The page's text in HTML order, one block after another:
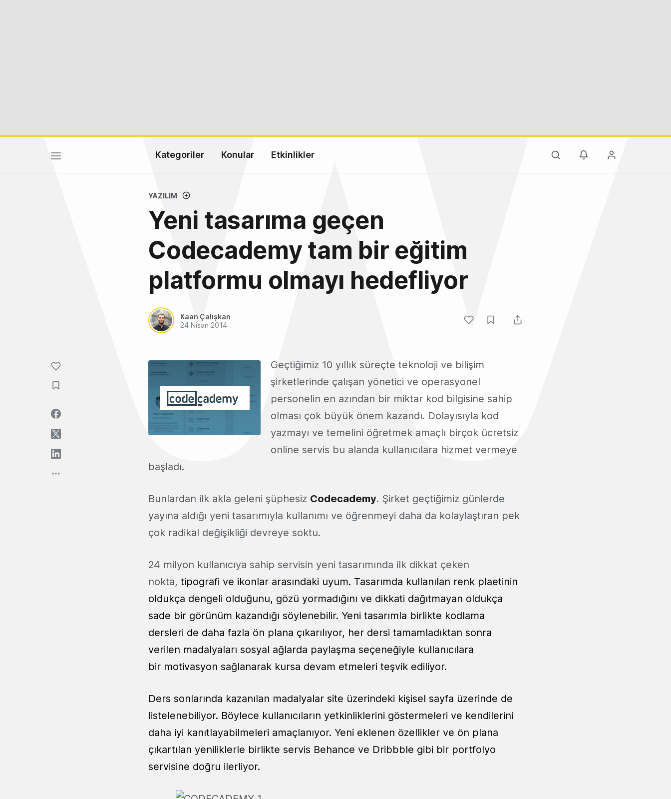
Kategoriler Konular Etkinlikler
YAZILIM
Yeni tasarıma geçen
Codecademy tam bir eğitim
platformu olmayı hedefliyor
Kaan Çalışkan
24 Nisan 2014
Geçtiğimiz 10 yıllık süreçte teknoloji ve bilişim
şirketlerinde çalışan yönetici ve operasyonel
personelin en azından bir miktar kod bilgisine sahip
olması çok büyük önem kazandı. Dolayısıyla kod
yazmayı ve temelini öğretmek amaçlı birçok ücretsiz
online servis bu alanda kullanıcılara hizmet vermeye
başladı.
Bunlardan ilk akla geleni şüphesiz Codecademy. Şirket geçtiğimiz günlerde
yayına aldığı yeni tasarımıyla kullanımı ve öğrenmeyi daha da kolaylaştıran pek
çok radikal değişikliği devreye soktu.
24 milyon kullanıcıya sahip servisin yeni tasarımında ilk dikkat çeken
nokta, tipografi ve ikonlar arasındaki uyum. Tasarımda kullanılan renk plaetinin
oldukça dengeli olduğunu, gözü yormadığını ve dikkati dağıtmayan oldukça
sade bir görünüm kazandığı söylenebilir. Yeni tasarımla birlikte kodlama
dersleri de daha fazla ön plana çıkarılıyor, her dersi tamamladıktan sonra
verilen madalyaları sosyal ağlarda paylaşma seçeneğiyle kullanıcılara
bir motivasyon sağlanarak kursa devam etmeleri teşvik ediliyor.
Ders sonlarında kazanılan madalyalar site üzerindeki kişisel sayfa üzerinde de
listelenebiliyor. Böylece kullanıcıların yetkinliklerini göstermeleri ve kendilerini
daha iyi kanıtlayabilmeleri amaçlanıyor. Yeni eklenen özellikler ve ön plana
çıkartılan yeniliklerle birlikte servis Behance ve Dribbble gibi bir portfolyo
servisine doğru ilerliyor.